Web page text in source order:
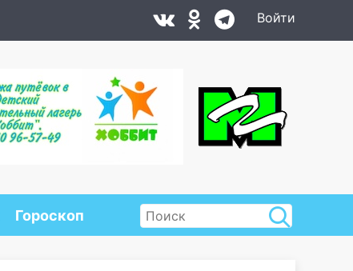
Войти
Гороскоп